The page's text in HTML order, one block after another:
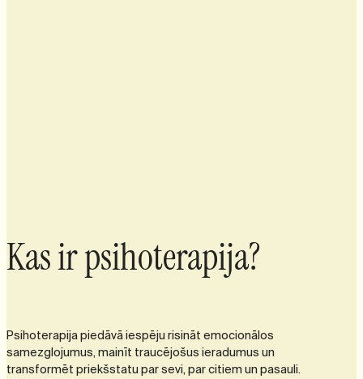
Kas ir psihoterapija?
Psihoterapija piedāvā iespēju risināt emocionālos
samezglojumus, mainīt traucējošus ieradumus un
transformēt priekšstatu par sevi, par citiem un pasauli.